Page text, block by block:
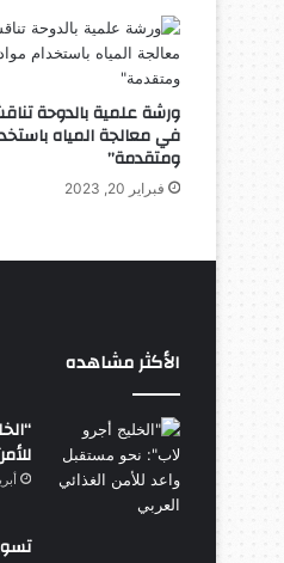
ورشة علمية بالدوحة
في معالجة المياه
ومتقدمة”
فبراير 20, 2023
الأكثر مشاهده
أبريل